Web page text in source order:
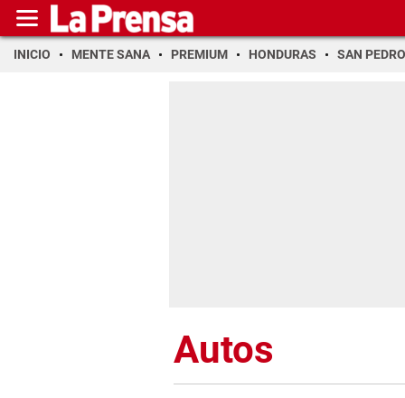
INICIO MENTE SANA PREMIUM HONDURAS SAN PEDRO
Autos